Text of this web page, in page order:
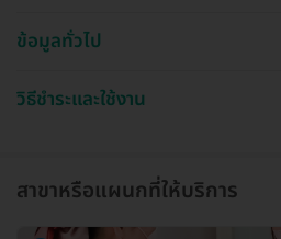
ข้อมูลทั่วไป
วิธีชำระและใช้งาน
สาขาหรือแผนกที่ให้บริการ